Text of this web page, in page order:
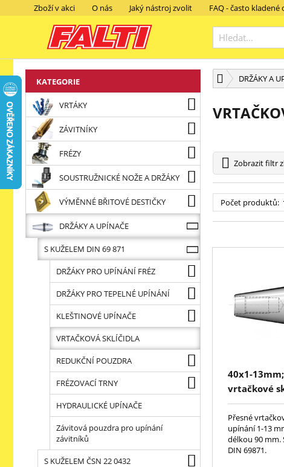
Zboží v akci O nás Jaký nástroj zvolit FAQ - často kladené
DRŽÁKY A
Zobrazitfiltr
Počet produktů:
40x1-
vrtačkové
Přesné
upínání 1-13
délkou 90 mm.
DIN 69871.
KATEGORIE
VRTÁKY
ZÁVITNÍKY
FRÉZY
SOUSTRUŽNICKÉ NOŽE A DRŽÁKY
VÝMĚNNÉ BŘITOVÉ DESTIČKY
DRŽÁKY A UPÍNAČE
S KUŽELEM DIN 69 871
DRŽÁKY PRO UPÍNÁNÍ FRÉZ
DRŽÁKY PRO TEPELNÉ UPÍNÁNÍ
KLEŠTINOVÉ UPÍNAČE
VRTAČKOVÁ SKLÍČIDLA
REDUKČNÍ POUZDRA
FRÉZOVACÍ TRNY
HYDRAULICKÉ UPÍNAČE
Závitová pouzdra pro upínání
závitníků
S KUŽELEM ČSN 22 0432